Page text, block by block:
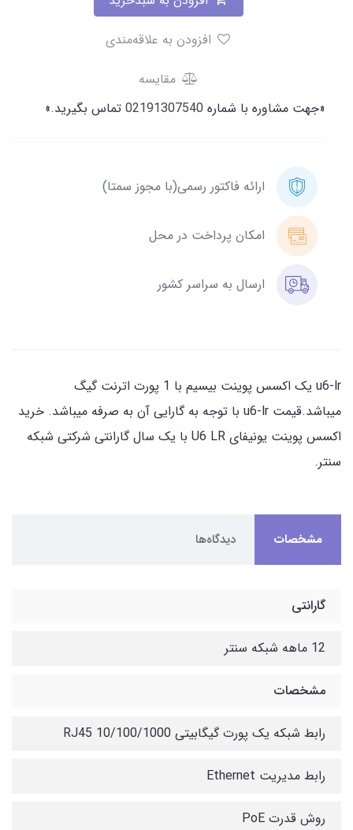
مقایسه
«جهت مشاوره با شماره 02191307540 تماس بگیرید.»
ارائه فاکتور رسمی(با مجوز سمتا)
امکان پرداخت در محل
ارسال به سراسر کشور
u6-lr یک اکسس پوینت بیسیم با 1 پورت اترنت گیگ
میباشد.قیمت u6-lr با توجه به گارایی آن به صرفه میباشد. خرید
اکسس پوینت یونیفای U6 LR با یک سال گارانتی شرکتی شبکه
سنتر.
مشخصات دیدگاه‌ها
گارانتی
12 ماهه شبکه سنتر
مشخصات
رابط شبکه یک پورت گیگابیتی 10/100/1000 RJ45
رابط مدیریت Ethernet
روش قدرت PoE